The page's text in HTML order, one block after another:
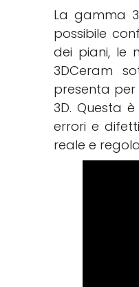
La gamma
possibile
dei piani, le
3DCeram
presenta per
3D. Questa
errori e
reale e